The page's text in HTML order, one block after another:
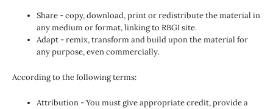
Share - copy, download, print or redistribute the material in
any medium or format, linking to RBGI site.
Adapt - remix, transform and build upon the material for
any purpose, even commercially.
According to the following terms:
Attribution - You must give appropriate credit, provide a